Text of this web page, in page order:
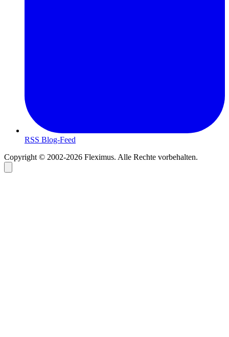
RSS Blog-Feed
Copyright © 2002-2026 Fleximus. Alle Rechte vorbehalten.